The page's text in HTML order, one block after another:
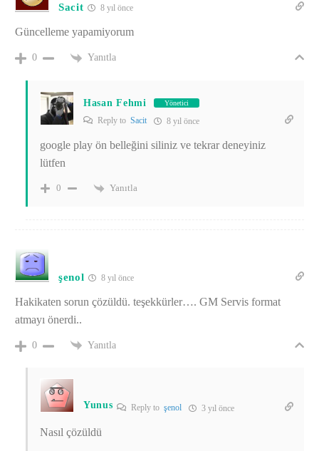
Sacit 8 yıl önce
Güncelleme yapamiyorum
0 Yanıtla
Hasan Fehmi Yönetici
Reply to Sacit 8 yıl önce
google play ön belleğini siliniz ve tekrar deneyiniz
lütfen
0 Yanıtla
şenol 8 yıl önce
Hakikaten sorun çözüldü. teşekkürler…. GM Servis format
atmayı önerdi..
0 Yanıtla
Yunus Reply to şenol 3 yıl önce
Nasıl çözüldü